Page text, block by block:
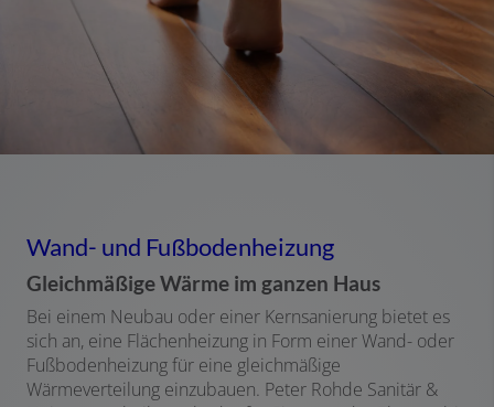
Wand- und Fußbodenheizung
Gleichmäßige Wärme im ganzen Haus
Bei einem Neubau oder einer Kernsanierung bietet es
sich an, eine Flächenheizung in Form einer Wand- oder
Fußbodenheizung für eine gleichmäßige
Wärmeverteilung einzubauen. Peter Rohde Sanitär &